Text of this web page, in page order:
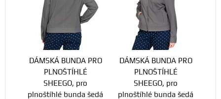
DÁMSKÁ BUNDA PRO
PLNOŠTÍHLÉ
SHEEGO, pro
plnoštíhlé bunda šedá
DÁMSKÁ BUNDA PRO
PLNOŠTÍHLÉ
SHEEGO, pro
plnoštíhlé bunda šedá